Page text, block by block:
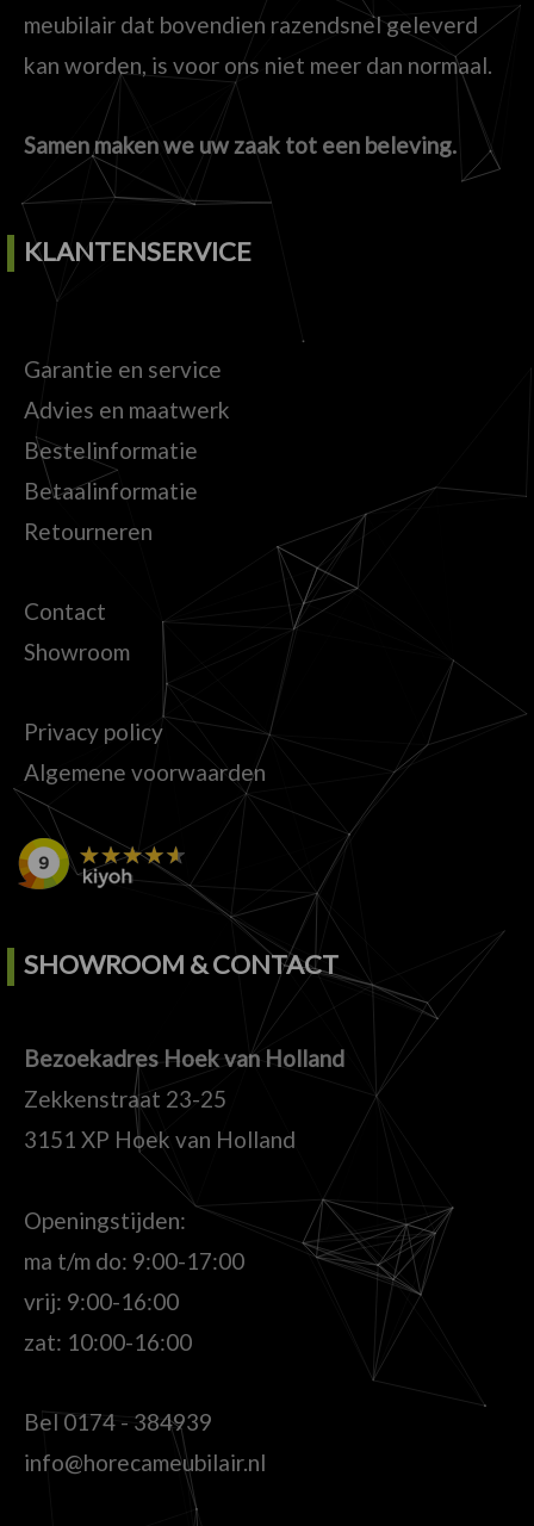
meubilair dat bovendien razendsnel geleverd
kan worden, is voor ons niet meer dan normaal.
Samen maken we uw zaak tot een beleving.
KLANTENSERVICE
Garantie en service
Advies en maatwerk
Bestelinformatie
Betaalinformatie
Retourneren
Contact
Showroom
Privacy policy
Algemene voorwaarden
SHOWROOM & CONTACT
Bezoekadres Hoek van Holland
Zekkenstraat 23-25
3151 XP Hoek van Holland
Openingstijden:
ma t/m do: 9:00-17:00
vrij: 9:00-16:00
zat: 10:00-16:00
Bel 0174 - 384939
info@horecameubilair.nl